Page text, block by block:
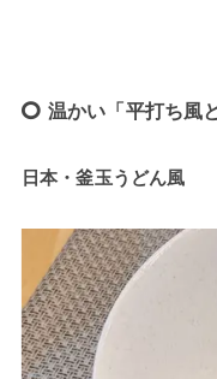
温かい「平打ち風
日本・釜玉うどん風